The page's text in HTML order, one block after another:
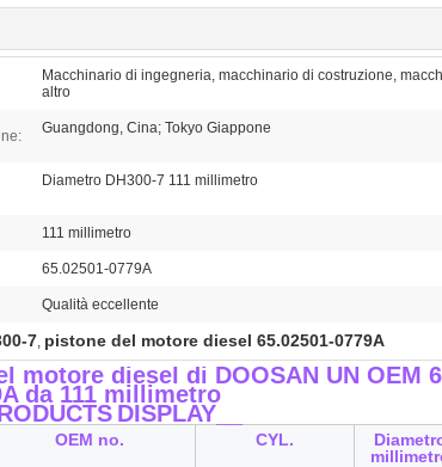
Macchinario di ingegneria, macchinario di costruzione,
altro
Guangdong, Cina; Tokyo Giappone
Diametro DH300-7 111 millimetro
111 millimetro
65.02501-0779A
Qualità eccellente
7, pistone del motore diesel 65.02501-0779A
motore diesel di DOOSAN UN OEM
da 111 millimetro
DISPLAY__
OEM no. CYL.